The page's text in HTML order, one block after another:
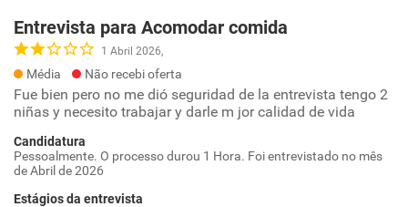
Entrevista para Acomodar comida
1 Abril 2026,
Média Não recebi oferta
Fue bien pero no me dió seguridad de la entrevista tengo 2
niñas y necesito trabajar y darle m jor calidad de vida
Candidatura
Pessoalmente. O processo durou 1 Hora. Foi entrevistado no mês
de Abril de 2026
Estágios da entrevista